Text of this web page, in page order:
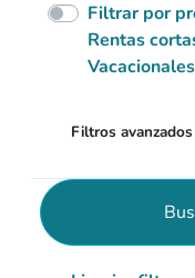
Filtrar por
Rentas
Vacacionales
Filtros avanzados